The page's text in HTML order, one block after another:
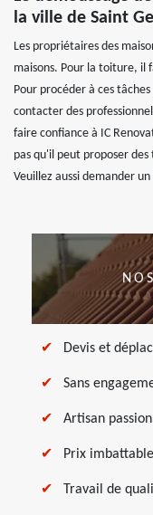
la ville de Saint
Les propriétaires des
maisons. Pour la toiture, il
Pour procéder à ces
contacter des
faire confiance à IC
pas qu'il peut proposer
Veuillez aussi demander
Devis et
Sans
Artisan
Prix imbattable
Travail de